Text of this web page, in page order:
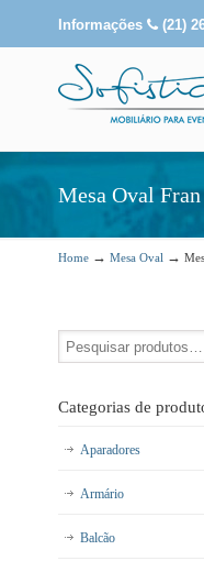
Informações (21)
Mesa Oval
Home → Mesa Oval →
Categorias de
Aparadores
Armário
Balcão